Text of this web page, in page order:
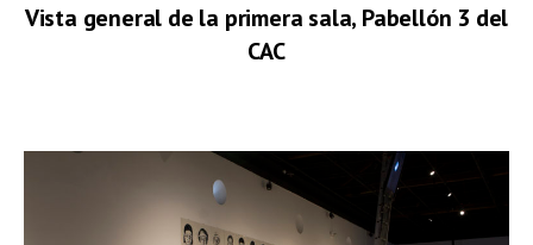
Vista general de la primera sala, Pabellón 3 del
CAC